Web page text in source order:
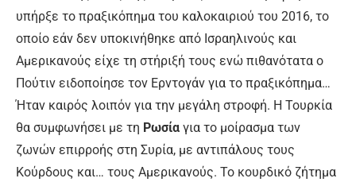
υπήρξε το πραξικόπημα του καλοκαιριού του 2016, το
οποίο εάν δεν υποκινήθηκε από Ισραηλινούς και
Αμερικανούς είχε τη στήριξή τους ενώ πιθανότατα ο
Πούτιν ειδοποίησε τον Ερντογάν για το πραξικόπημα…
Ήταν καιρός λοιπόν για την μεγάλη στροφή. Η Τουρκία
θα συμφωνήσει με τη Ρωσία για το μοίρασμα των
ζωνών επιρροής στη Συρία, με αντιπάλους τους
Κούρδους και… τους Αμερικανούς. Το κουρδικό ζήτημα